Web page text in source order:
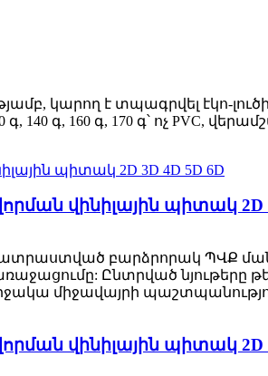
կարող է տպագրվել էկո-
140 գ, 160 գ, 170 գ՝ ոչ PVC,
վինիլային պիտակ 2D
բարձրորակ ՊՎՔ
Ընտրված նյութերը
միջավայրի
վինիլային պիտակ 2D